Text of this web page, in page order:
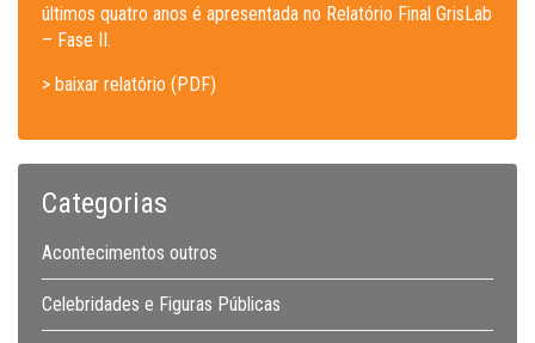
últimos quatro anos é apresentada no Relatório Final GrisLab
– Fase II.
> baixar relatório (PDF)
Categorias
Acontecimentos outros
Celebridades e Figuras Públicas